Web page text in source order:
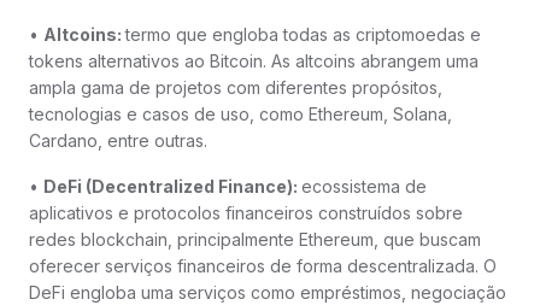
• Altcoins:termo que engloba todas as criptomoedas e
tokens alternativos ao Bitcoin. As altcoins abrangem uma
ampla gama de projetos com diferentes propósitos,
tecnologias e casos de uso, como Ethereum, Solana,
Cardano, entre outras.
• DeFi (Decentralized Finance): ecossistema de
aplicativos e protocolos financeiros construídos sobre
redes blockchain, principalmente Ethereum, que buscam
oferecer serviços financeiros de forma descentralizada. O
DeFi engloba uma serviços como empréstimos, negociação